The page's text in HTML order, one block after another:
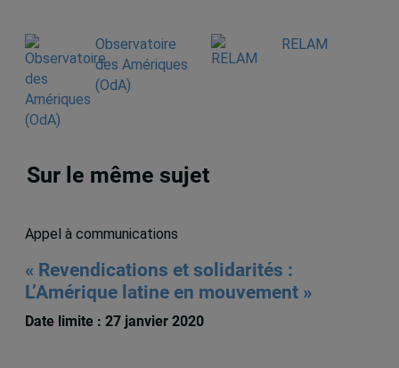
Observatoire
des Amériques
(OdA)
RELAM
Sur le même sujet
Appel à communications
« Revendications et solidarités :
L’Amérique latine en mouvement »
Date limite : 27 janvier 2020